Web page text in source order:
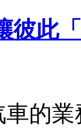
彼此
的